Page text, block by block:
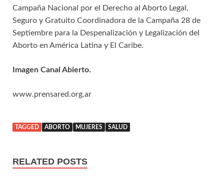
Campaña Nacional por el Derecho al Aborto Legal,
Seguro y Gratuito Coordinadora de la Campaña 28 de
Septiembre para la Despenalización y Legalización del
Aborto en América Latina y El Caribe.
Imagen Canal Abierto.
www.prensared.org.ar
TAGGED ABORTO MUJERES SALUD
RELATED POSTS